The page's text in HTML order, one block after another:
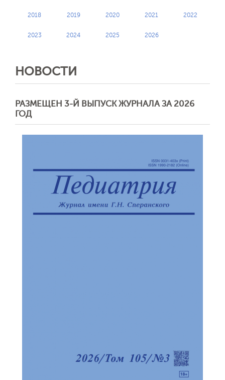
2018 2019 2020 2021 2022
2023 2024 2025 2026
НОВОСТИ
РАЗМЕЩЕН 3-Й ВЫПУСК ЖУРНАЛА ЗА 2026
ГОД